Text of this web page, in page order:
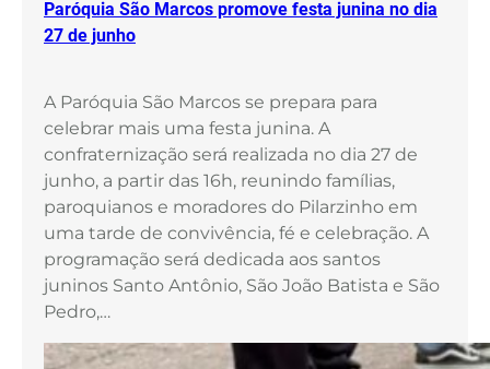
Paróquia São Marcos promove festa junina no dia
27 de junho
A Paróquia São Marcos se prepara para
celebrar mais uma festa junina. A
confraternização será realizada no dia 27 de
junho, a partir das 16h, reunindo famílias,
paroquianos e moradores do Pilarzinho em
uma tarde de convivência, fé e celebração. A
programação será dedicada aos santos
juninos Santo Antônio, São João Batista e São
Pedro,…